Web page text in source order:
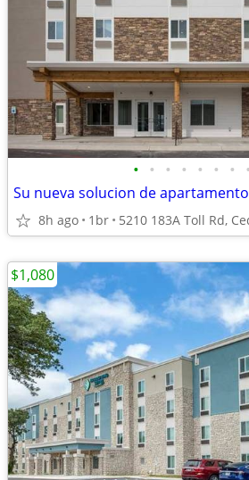
• • • • • • • •
8h ago 1br 5210 183A Toll Rd,
$1,080